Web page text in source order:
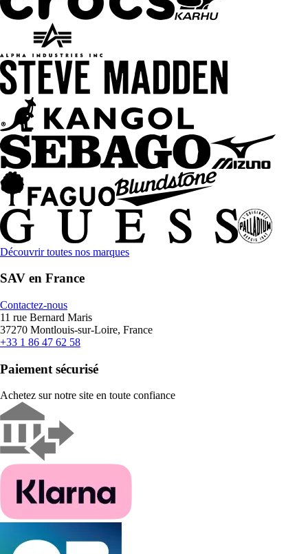
Découvrir toutes nos marques
SAV en France
Contactez-nous
11 rue Bernard Maris
37270 Montlouis-sur-Loire, France
+33 1 86 47 62 58
Paiement sécurisé
Achetez sur notre site en toute confiance